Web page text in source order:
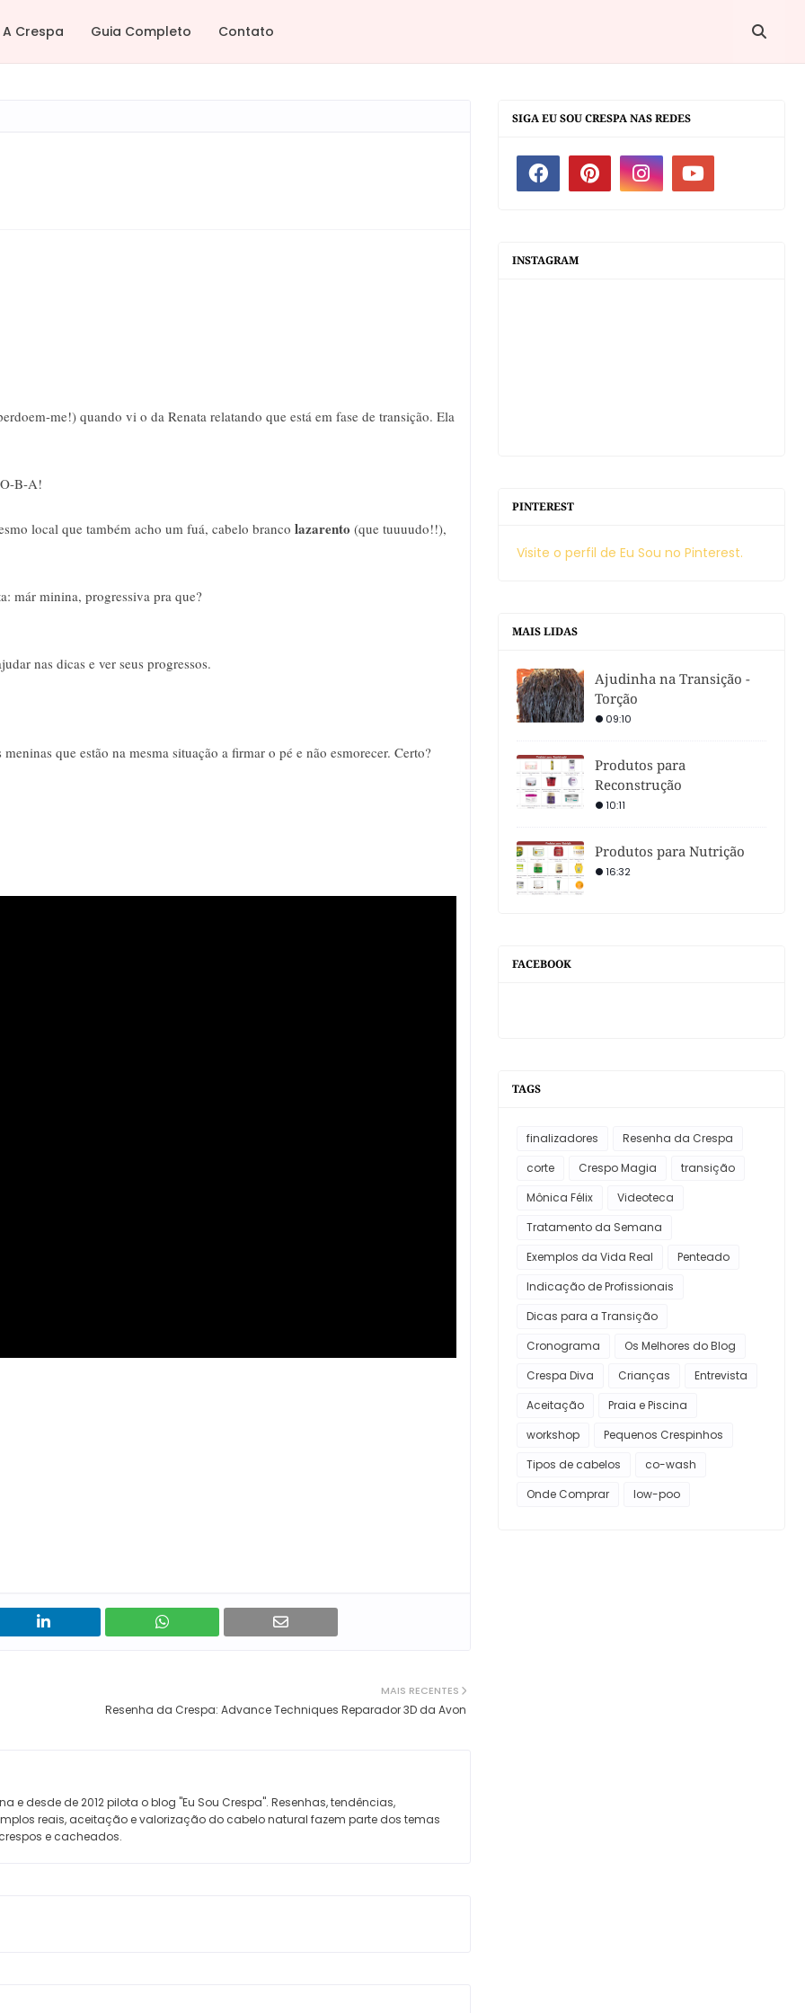
A Crespa Guia Completo Contato
me!) quando vi o da Renata relatando que está em fase de transição. Ela
B-A!
local que também acho um fuá, cabelo branco lazarento (que tuuuudo!!),
már minina, progressiva pra que?
nas dicas e ver seus progressos.
que estão na mesma situação a firmar o pé e não esmorecer. Certo?
MAIS RECENTES
Resenha da Crespa: Advance Techniques Reparador 3D da Avon
desde de 2012 pilota o blog "Eu Sou Crespa". Resenhas, tendências,
reais, aceitação e valorização do cabelo natural fazem parte dos temas
e cacheados.
SIGA EU SOU CRESPA NAS REDES
INSTAGRAM
PINTEREST
Visite o perfil de Eu Sou no Pinterest.
MAIS LIDAS
Ajudinha na Transição -
Torção
09:10
Produtos para
Reconstrução
10:11
Produtos para Nutrição
16:32
FACEBOOK
TAGS
finalizadores
Resenha da Crespa
corte
Crespo Magia
transição
Mônica Félix
Videoteca
Tratamento da Semana
Exemplos da Vida Real
Penteado
Indicação de Profissionais
Dicas para a Transição
Cronograma
Os Melhores do Blog
Crespa Diva
Crianças
Entrevista
Aceitação
Praia e Piscina
workshop
Pequenos Crespinhos
Tipos de cabelos
co-wash
Onde Comprar
low-poo